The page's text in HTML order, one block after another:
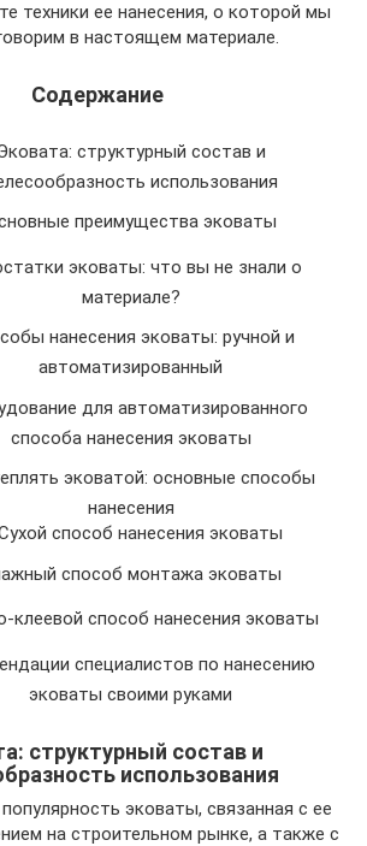
техники ее нанесения, о которой мы
в настоящем материале.
Содержание
структурный состав и
использования
преимущества эковаты
эковаты: что вы не знали о
материале?
нанесения эковаты: ручной и
автоматизированный
для автоматизированного
способа нанесения эковаты
эковатой: основные способы
нанесения
способ нанесения эковаты
способ монтажа эковаты
клеевой способ нанесения эковаты
специалистов по нанесению
эковаты своими руками
структурный состав и
использования
эковаты, связанная с ее
на строительном рынке, а также с